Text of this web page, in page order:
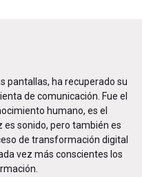
pantallas, ha recuperado su
de comunicación. Fue el
humano, es el
es sonido, pero también es
de transformación digital
vez más conscientes los